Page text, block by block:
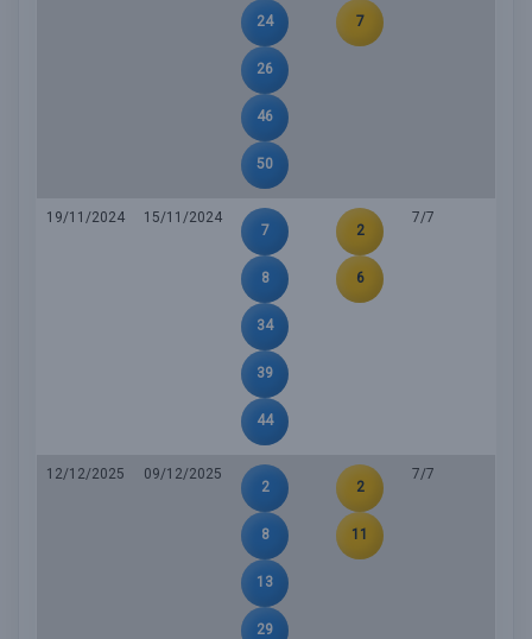
24
26
46
50
7
19/11/2024
15/11/2024
7
8
34
39
44
2
6
7/7
12/12/2025
09/12/2025
2
8
13
29
2
11
7/7